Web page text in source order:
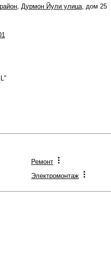
, Дурмон Йули улица, дом 25
Ремонт
Электромонтаж